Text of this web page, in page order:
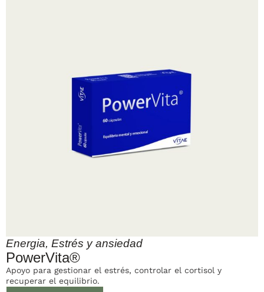
Energia, Estrés y ansiedad
PowerVita®
Apoyo para gestionar el estrés, controlar el cortisol y
recuperar el equilibrio.